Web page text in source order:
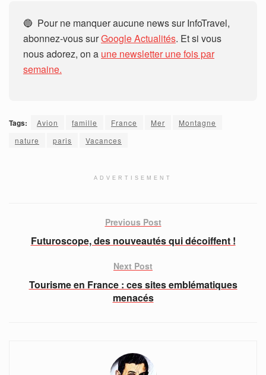
🔵 Pour ne manquer aucune news sur InfoTravel,
abonnez-vous surGoogle Actualités. Et si vous
nous adorez, on a une newsletter une fois par
semaine.
Tags: Avion famille France Mer
Montagne
nature
paris Vacances
ADVERTISEMENT
Previous Post
Futuroscope, des nouveautés qui décoiffent !
Next Post
Tourisme en France : ces sites emblématiques
menacés